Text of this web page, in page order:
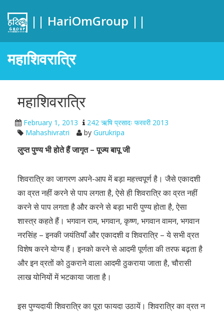
|| HariOmGroup ||
महाशिवरात्रि
महाशिवरात्रि
February 1, 2013
242 ऋषि प्रसादः फरवरी 2013
Mahashivratri
by Gurukripa
लुप्त पुण्य भी होते हैं जागृत – पूज्य बापू जी
शिवरात्रि का जागरण अपने-आप में बड़ा महत्त्वपूर्ण है। जैसे एकादशी
का व्रत नहीं करने से पाप लगता है, ऐसे ही शिवरात्रि का व्रत नहीं
करने से पाप लगता है और करने से बड़ा भारी पुण्य होता है, ऐसा
शास्त्र कहते हैं। भगवान राम, भगवान, कृष्ण, भगवान वामन, भगवान
नरसिंह – इनकी जयंतियाँ और एकादशी व शिवरात्रि – ये सभी व्रत
विशेष करने योग्य हैं। इनको करने से आदमी पूर्णता की तरफ बढ़ता है
और इन व्रतों को ठुकराने वाला आदमी ठुकराया जाता है, चौरासी
लाख योनियों में भटकाया जाता है।
इस पुण्यदायी शिवरात्रि का पूरा फायदा उठायें। शिवरात्रि का व्रत न